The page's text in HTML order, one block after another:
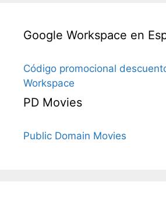
Google Workspace en
Código promocional
Workspace
PD Movies
Public Domain Movies